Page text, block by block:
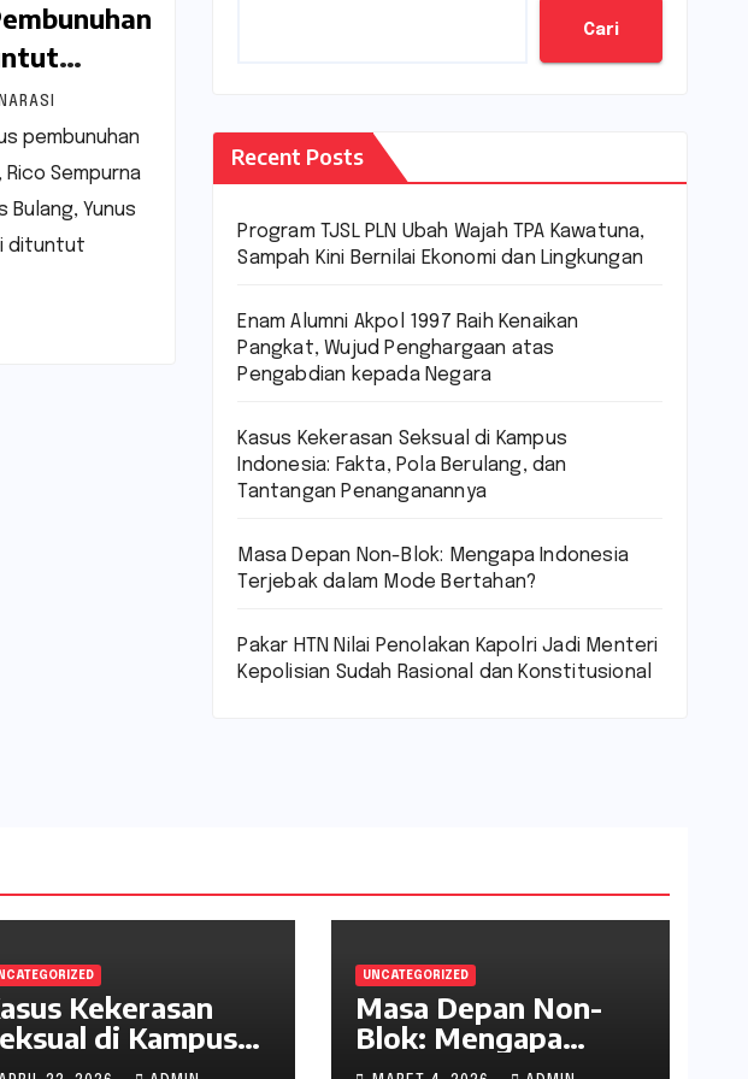
pembunuhan
Sempurna
Bulang, Yunus
dituntut
Cari
Recent Posts
Program TJSL PLN Ubah Wajah TPA Kawatuna,
Sampah Kini Bernilai Ekonomi dan Lingkungan
Enam Alumni Akpol 1997 Raih Kenaikan
Pangkat, Wujud Penghargaan atas
Pengabdian kepada Negara
Kasus Kekerasan Seksual di Kampus
Indonesia: Fakta, Pola Berulang, dan
Tantangan Penanganannya
Masa Depan Non-Blok: Mengapa Indonesia
Terjebak dalam Mode Bertahan?
Pakar HTN Nilai Penolakan Kapolri Jadi Menteri
Kepolisian Sudah Rasional dan Konstitusional
Kekerasan
di Kampus
Fakta,
UNCATEGORIZED
Masa Depan Non-
Blok: Mengapa
Indonesia Terjebak